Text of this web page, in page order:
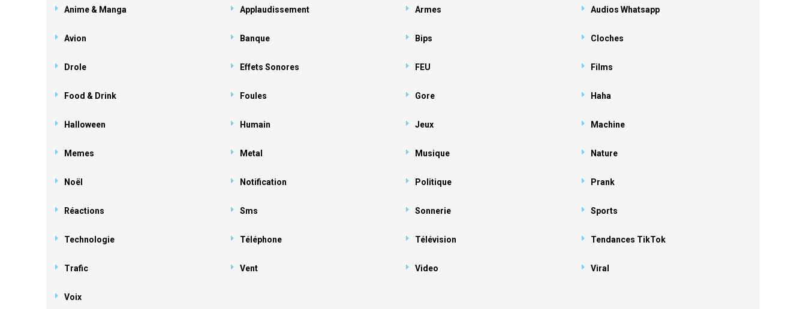
Anime & Manga Applaudissement Armes Audios Whatsapp
Avion Banque Bips Cloches
Drole Effets Sonores FEU Films
Food & Drink Foules Gore Haha
Halloween Humain Jeux Machine
Memes Metal Musique Nature
Noël Notification Politique Prank
Réactions Sms Sonnerie Sports
Technologie Téléphone Télévision Tendances TikTok
Trafic Vent Video Viral
Voix